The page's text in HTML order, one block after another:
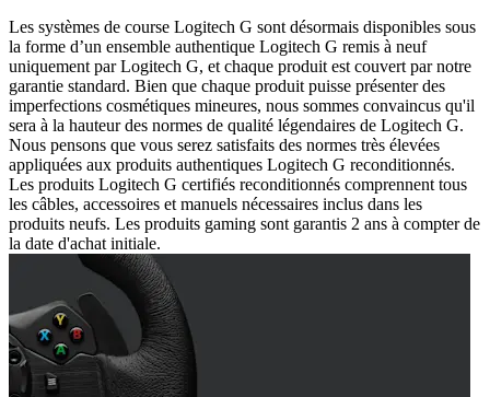
Les systèmes de course Logitech G sont désormais disponibles sous
la forme d’un ensemble authentique Logitech G remis à neuf
uniquement par Logitech G, et chaque produit est couvert par notre
garantie standard. Bien que chaque produit puisse présenter des
imperfections cosmétiques mineures, nous sommes convaincus qu'il
sera à la hauteur des normes de qualité légendaires de Logitech G.
Nous pensons que vous serez satisfaits des normes très élevées
appliquées aux produits authentiques Logitech G reconditionnés.
Les produits Logitech G certifiés reconditionnés comprennent tous
les câbles, accessoires et manuels nécessaires inclus dans les
produits neufs. Les produits gaming sont garantis 2 ans à compter de
la date d'achat initiale.